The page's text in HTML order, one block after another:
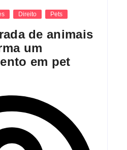
Direito Pets
de animais
um
em pet